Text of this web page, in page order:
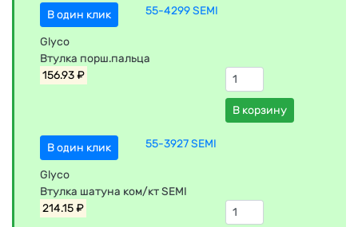
В один клик 55-4299 SEMI
Glyco
Втулка порш.пальца
156.93 ₽
В корзину
В один клик 55-3927 SEMI
Glyco
Втулка шатуна ком/кт SEMI
214.15 ₽